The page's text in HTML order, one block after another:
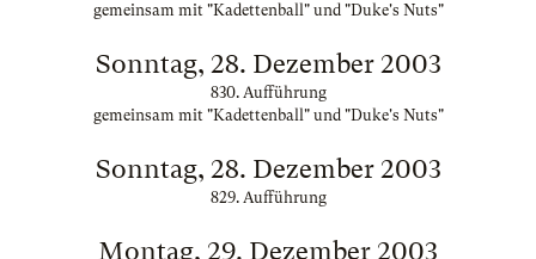
gemeinsam mit "Kadettenball" und "Duke's Nuts"
Sonntag, 28. Dezember 2003
830. Aufführung
gemeinsam mit "Kadettenball" und "Duke's Nuts"
Sonntag, 28. Dezember 2003
829. Aufführung
Montag, 29. Dezember 2003